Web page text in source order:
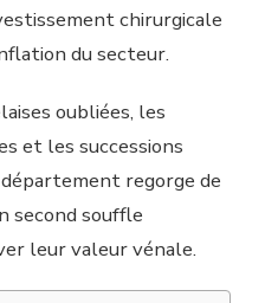
chirurgicale
du secteur.
oubliées, les
et les successions
regorge de
second souffle
leur valeur vénale.